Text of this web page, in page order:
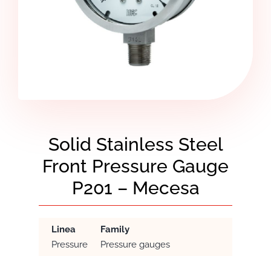
Solid Stainless Steel
Front Pressure Gauge
P201 – Mecesa
Linea
Family
Pressure
Pressure gauges